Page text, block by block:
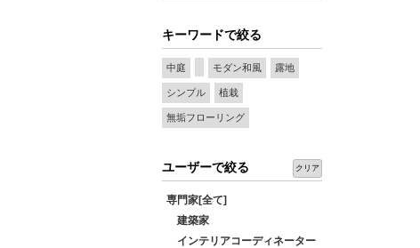
キーワードで絞る
中庭 モダン和風 露地
シンプル 植栽
無垢フローリング
ユーザーで絞る クリア
専門家[全て]
建築家
インテリアコーディネーター